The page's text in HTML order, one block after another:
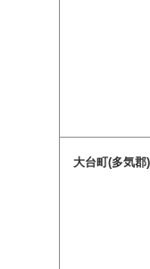
大台町(多気郡)